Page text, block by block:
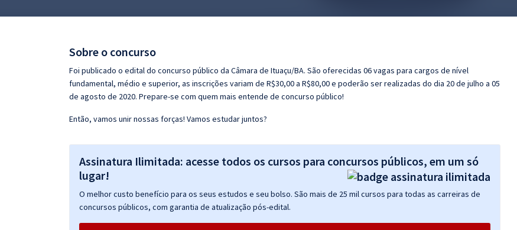
Questões grátis
Conteúdo gratuito
Sobre o concurso
Foi publicado o edital do concurso público da Câmara de Ituaçu/BA. São oferecidas 06 vagas para cargos de nível
fundamental, médio e superior, as inscrições variam de R$30,00 a R$80,00 e poderão ser realizadas do dia 20 de julho a 05
de agosto de 2020. Prepare-se com quem mais entende de concurso público!
Então, vamos unir nossas forças! Vamos estudar juntos?
Assinatura Ilimitada: acesse todos os cursos para concursos públicos, em um só
lugar!
O melhor custo benefício para os seus estudos e seu bolso. São mais de 25 mil cursos para todas as carreiras de
concursos públicos, com garantia de atualização pós-edital.